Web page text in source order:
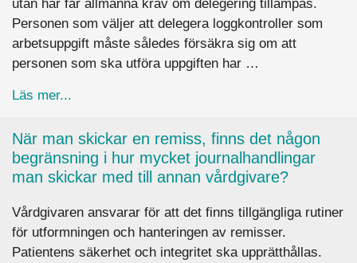
utan här får allmänna krav om delegering tillämpas.
Personen som väljer att delegera loggkontroller som
arbetsuppgift måste således försäkra sig om att
personen som ska utföra uppgiften har …
Läs mer...
När man skickar en remiss, finns det någon
begränsning i hur mycket journalhandlingar
man skickar med till annan vårdgivare?
Vårdgivaren ansvarar för att det finns tillgängliga rutiner
för utformningen och hanteringen av remisser.
Patientens säkerhet och integritet ska upprätthållas.